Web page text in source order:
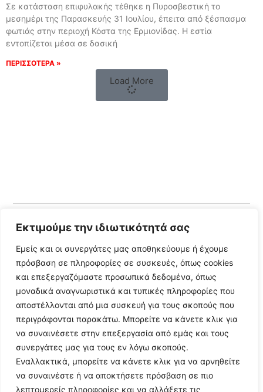
Εκτιμούμε την ιδιωτικότητά σας
Εμείς και οι συνεργάτες μας αποθηκεύουμε ή έχουμε
πρόσβαση σε πληροφορίες σε συσκευές, όπως cookies
και επεξεργαζόμαστε προσωπικά δεδομένα, όπως
μοναδικά αναγνωριστικά και τυπικές πληροφορίες που
αποστέλλονται από μια συσκευή για τους σκοπούς που
περιγράφονται παρακάτω. Μπορείτε να κάνετε κλικ για
να συναινέσετε στην επεξεργασία από εμάς και τους
συνεργάτες μας για τους εν λόγω σκοπούς.
Εναλλακτικά, μπορείτε να κάνετε κλικ για να αρνηθείτε
να συναινέστε ή να αποκτήσετε πρόσβαση σε πιο
λεπτομερείς πληροφορίες και να αλλάξετε τις
Σε κατάσταση επιφυλακής τέθηκε η Πυροσβεστική το
μεσημέρι της Παρασκευής 31 Ιουλίου, έπειτα από ξέσπασμα
φωτιάς στην περιοχή Κόστα της Ερμιονίδας. Η εστία
εντοπίζεται μέσα σε δασική
ΠΕΡΙΣΣΟΤΕΡΑ »
Load More
Follow Us
© 2024 All Rights Reserved
argolikianaptiksi.gr
είναι πιστοποιημένη στο
ηλεκτρονικό Μητρώο Ηλεκτρονικού Τύπου της ΓΓ Επικοινωνίας
και Ενημέρωσης (Αριθμός ΜΗΤ242062)